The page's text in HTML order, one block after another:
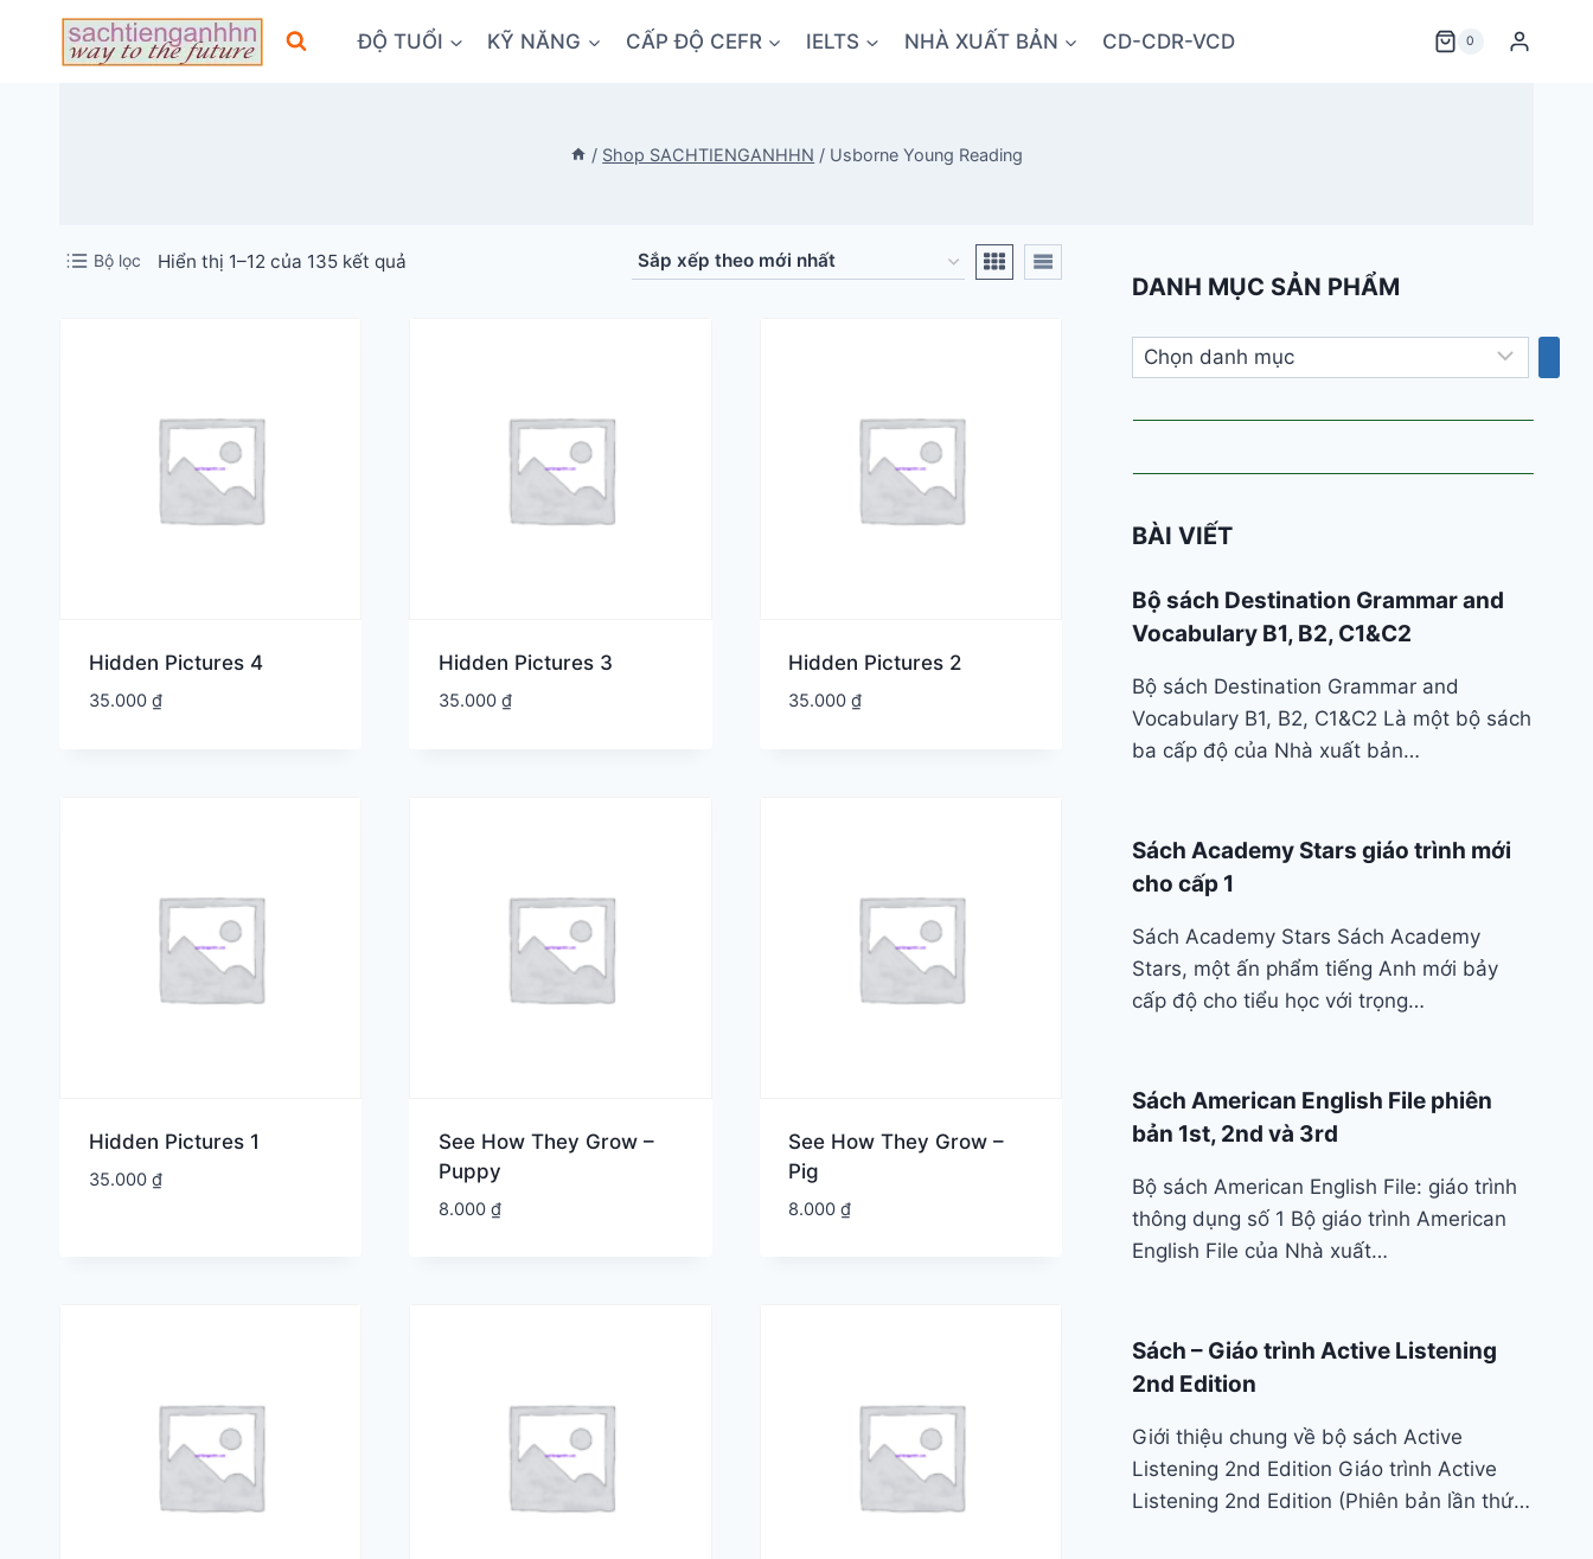
ĐỘ TUỔI KỸ NĂNG CẤP ĐỘ CEFR IELTS NHÀ XUẤT BẢN CD-CDR-VCD 0
/ Shop SACHTIENGANHHN / Usborne Young Reading
Bộ lọc Hiển thị 1–12 của 135 kết quảĐã
Hidden Pictures 4
35.000 ₫
Hidden Pictures 3
35.000 ₫
Hidden Pictures 2
35.000₫
Hidden Pictures 1
35.000 ₫
See How They Grow –
Puppy
8.000 ₫
See How They Grow –
Pig
8.000₫
DANH MỤC SẢN PHẨM
Chọn
danh
mục
BÀI VIẾT
Bộ sách Destination Grammar and
Vocabulary B1, B2, C1&C2
Bộ sách Destination Grammar and
Vocabulary B1, B2, C1&C2 Là một bộ sách
ba cấp độ của Nhà xuất bản…
Sách Academy Stars giáo trình mới
cho cấp 1
Sách Academy Stars Sách Academy
Stars, một ấn phẩm tiếng Anh mới bảy
cấp độ cho tiểu học với trọng…
Sách American English File phiên
bản 1st, 2nd và 3rd
Bộ sách American English File: giáo trình
thông dụng số 1 Bộ giáo trình American
English File của Nhà xuất…
Sách – Giáo trình Active Listening
2nd Edition
Giới thiệu chung về bộ sách Active
Listening 2nd Edition Giáo trình Active
Listening 2nd Edition (Phiên bản lần thứ…